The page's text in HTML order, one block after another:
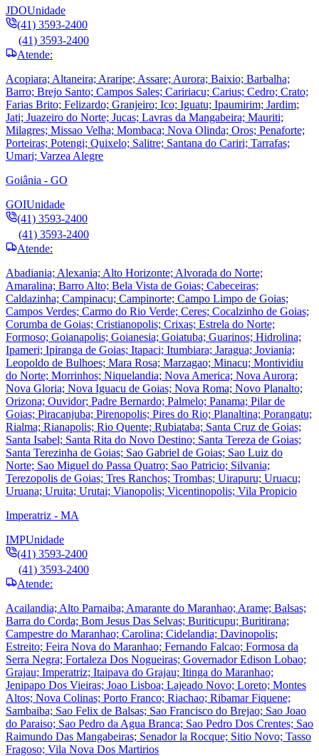
JDOUnidade
(41) 3593-2400
(41) 3593-2400
Atende:
Acopiara; Altaneira; Araripe; Assare; Aurora; Baixio; Barbalha;
Barro; Brejo Santo; Campos Sales; Caririacu; Carius; Cedro; Crato;
Farias Brito; Felizardo; Granjeiro; Ico; Iguatu; Ipaumirim; Jardim;
Jati; Juazeiro do Norte; Jucas; Lavras da Mangabeira; Mauriti;
Milagres; Missao Velha; Mombaca; Nova Olinda; Oros; Penaforte;
Porteiras; Potengi; Quixelo; Salitre; Santana do Cariri; Tarrafas;
Umari; Varzea Alegre
Goiânia - GO
GOIUnidade
(41) 3593-2400
(41) 3593-2400
Atende:
Abadiania; Alexania; Alto Horizonte; Alvorada do Norte;
Amaralina; Barro Alto; Bela Vista de Goias; Cabeceiras;
Caldazinha; Campinacu; Campinorte; Campo Limpo de Goias;
Campos Verdes; Carmo do Rio Verde; Ceres; Cocalzinho de Goias;
Corumba de Goias; Cristianopolis; Crixas; Estrela do Norte;
Formoso; Goianapolis; Goianesia; Goiatuba; Guarinos; Hidrolina;
Ipameri; Ipiranga de Goias; Itapaci; Itumbiara; Jaragua; Joviania;
Leopoldo de Bulhoes; Mara Rosa; Marzagao; Minacu; Montividiu
do Norte; Morrinhos; Niquelandia; Nova America; Nova Aurora;
Nova Gloria; Nova Iguacu de Goias; Nova Roma; Novo Planalto;
Orizona; Ouvidor; Padre Bernardo; Palmelo; Panama; Pilar de
Goias; Piracanjuba; Pirenopolis; Pires do Rio; Planaltina; Porangatu;
Rialma; Rianapolis; Rio Quente; Rubiataba; Santa Cruz de Goias;
Santa Isabel; Santa Rita do Novo Destino; Santa Tereza de Goias;
Santa Terezinha de Goias; Sao Gabriel de Goias; Sao Luiz do
Norte; Sao Miguel do Passa Quatro; Sao Patricio; Silvania;
Terezopolis de Goias; Tres Ranchos; Trombas; Uirapuru; Uruacu;
Uruana; Uruita; Urutai; Vianopolis; Vicentinopolis; Vila Propicio
Imperatriz - MA
IMPUnidade
(41) 3593-2400
(41) 3593-2400
Atende:
Acailandia; Alto Parnaiba; Amarante do Maranhao; Arame; Balsas;
Barra do Corda; Bom Jesus Das Selvas; Buriticupu; Buritirana;
Campestre do Maranhao; Carolina; Cidelandia; Davinopolis;
Estreito; Feira Nova do Maranhao; Fernando Falcao; Formosa da
Serra Negra; Fortaleza Dos Nogueiras; Governador Edison Lobao;
Grajau; Imperatriz; Itaipava do Grajau; Itinga do Maranhao;
Jenipapo Dos Vieiras; Joao Lisboa; Lajeado Novo; Loreto; Montes
Altos; Nova Colinas; Porto Franco; Riachao; Ribamar Fiquene;
Sambaiba; Sao Felix de Balsas; Sao Francisco do Brejao; Sao Joao
do Paraiso; Sao Pedro da Agua Branca; Sao Pedro Dos Crentes; Sao
Raimundo Das Mangabeiras; Senador la Rocque; Sitio Novo; Tasso
Fragoso; Vila Nova Dos Martirios